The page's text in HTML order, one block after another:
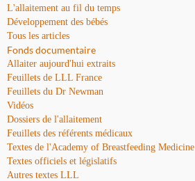
L'allaitement au fil du temps
Développement des bébés
Tous les articles
Fonds documentaire
Allaiter aujourd'hui extraits
Feuillets de LLL France
Feuillets du Dr Newman
Vidéos
Dossiers de l'allaitement
Feuillets des référents médicaux
Textes de l'Academy of Breastfeeding Medicine
Textes officiels et législatifs
Autres textes LLL